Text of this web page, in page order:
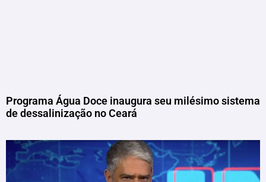
Programa Água Doce inaugura seu milésimo sistema
de dessalinização no Ceará